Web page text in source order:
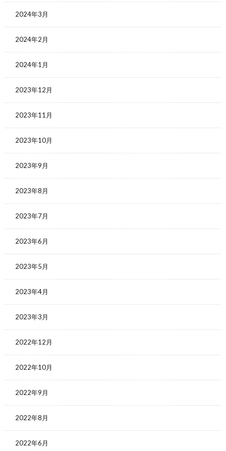
2024年3月
2024年2月
2024年1月
2023年12月
2023年11月
2023年10月
2023年9月
2023年8月
2023年7月
2023年6月
2023年5月
2023年4月
2023年3月
2022年12月
2022年10月
2022年9月
2022年8月
2022年6月